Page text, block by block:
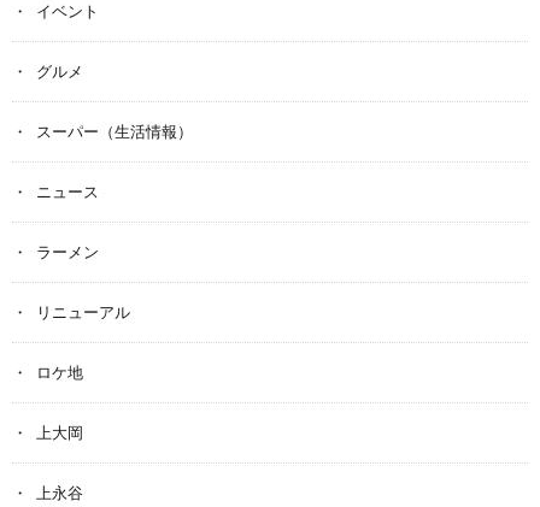
イベント
グルメ
スーパー（生活情報）
ニュース
ラーメン
リニューアル
ロケ地
上大岡
上永谷